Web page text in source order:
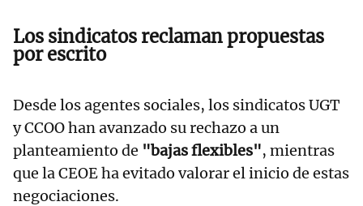
Los sindicatos reclaman propuestas
por escrito
Desde los agentes sociales, los sindicatos UGT
y CCOO han avanzado su rechazo a un
planteamiento de "bajas flexibles", mientras
que la CEOE ha evitado valorar el inicio de estas
negociaciones.